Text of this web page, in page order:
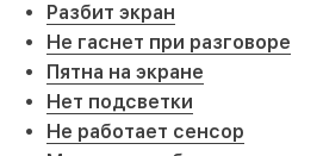
Разбит экран
Не гаснет при разговоре
Пятна на экране
Нет подсветки
Не работает сенсор